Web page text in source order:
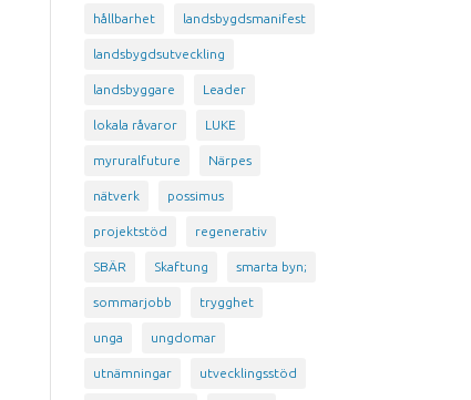
hållbarhet landsbygdsmanifest
landsbygdsutveckling
landsbyggare Leader
lokala råvaror LUKE
myruralfuture Närpes
nätverk possimus
projektstöd regenerativ
SBÄR Skaftung smarta byn;
sommarjobb trygghet
unga ungdomar
utnämningar utvecklingsstöd